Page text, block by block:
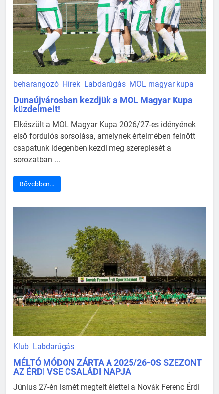
beharangozó Hírek Labdarúgás MOL magyar kupa
Dunaújvárosban kezdjük a MOL Magyar Kupa
küzdelmeit!
Elkészült a MOL Magyar Kupa 2026/27-es idényének
első fordulós sorsolása, amelynek értelmében felnőtt
csapatunk idegenben kezdi meg szereplését a
sorozatban ...
Bővebben…
Klub Labdarúgás
MÉLTÓ MÓDON ZÁRTA A 2025/26-OS SZEZONT
AZ ÉRDI VSE CSALÁDI NAPJA
Június 27-én ismét megtelt élettel a Novák Ferenc Érdi